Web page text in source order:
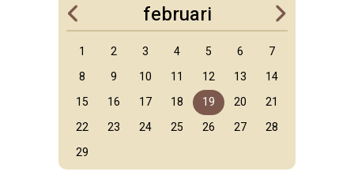
februari
1 2 3 4 5 6
7
8
9 10 11 12 13
14
15
16 17 18 19 20
21
22
23 24 25 26 27
28
29